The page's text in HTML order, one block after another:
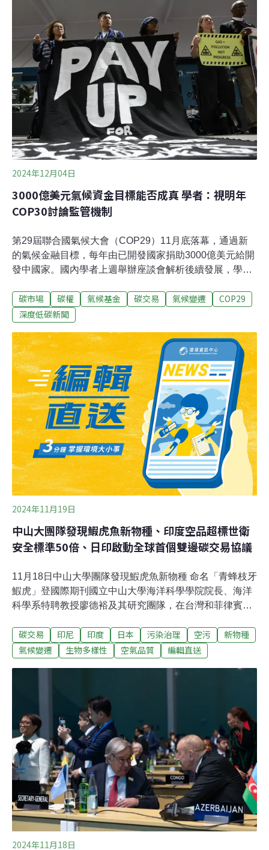
SF6，如今的氣墊鞋都是填充氮氣。往事早已落幕，塵封
許久，卻因今年天災頻傳、野火燒毀森林再度浮上檯面。
《彭博》在10月撰文，從這段歷史揭開現今碳交易市場的
問題。Nike更換氣體取得碳權自願性碳市場交易的概念源
自抵換。舉例來說，A減碳專案種下一大片森林，可讓地
球減少100萬公噸的二氧化碳。專案經認可核算後，便可
獲得100萬公噸的碳抵換額度（Carbon offset credit），國
內通稱為「碳權」。B公司購入碳權，抵消公司營運產生
的碳排放，藉以達成碳中和
2024年12月04日
3000億美元氣候資金目標能否成真 學者：視明年
COP30討論監管機制
第29屆聯合國氣候大會（COP29）11月底落幕，通過新
的氣候金融目標，每年由已開發國家捐助3000億美元給開
發中國家。國內學者上週舉辦座談會解析後續發展，學者
才願意捐錢，但該機制恐怕要到下一屆COP30才會進一步
討論。學者：氣候金融須有監管機制 才不會變無底洞第29
目標」（NCQG）決議，由已開發國家提供資金，協助排
碳少卻飽受氣候災害的窮國減碳。預計2035年前達成3000
億美元，並進一步帶動公私部門資源，達成每年1.3兆美元
的目標。台大法律學院環境永續政策與法律研究中心上週
（11月28日）舉辦座談會，邀請國內學者解析本屆COP重
點決議。環境部次長施文真指出，所有氣候行動的關鍵都
是錢，最後拍板的NCQG雖然達成3000億美元目標，但回
顧2009年的COP15，已開發國家承諾每年提供1000
碳市場 碳權 氣候基金 碳交易 氣候變遷
COP29
深度低碳新聞
2024年11月19日
中山大團隊發現鰕虎魚新物種、印度空品超標世衛
安全標準50倍、日印啟動全球首個雙邊碳交易協議
11月18日中山大學團隊發現鰕虎魚新物種 命名「青蜂枝牙
鰕虎」登國際期刊國立中山大學海洋科學學院院長、海洋
科學系特聘教授廖德裕及其研究團隊，在台灣和菲律賓呂
蜂鳥振翅，相當獨特，將牠命名為「青蜂枝牙鰕虎」
（Stiphodon chlorestes），發表國際期刊受國際關注，也
知本濕地與農田排水衝突有解 台東縣府修射馬干治理計畫
雨易往農田淹水，農民長期盼整治，但與保育團體為維護
濕地立場相左，治理計畫延宕多年無法通過。經縣府協
調，找出無礙濕地的方法，將在尾水採用分流，颱風時直
排入海，平時則一樣排入濕地，待水利署核定後，即可爭
取經費整治大排並開闢防汛道路。（自由時報報導）
碳交易 印尼 印度 日本 污染治理 空污
新物種
氣候變遷
生物多樣性 空氣品質 編輯直送
2024年11月18日